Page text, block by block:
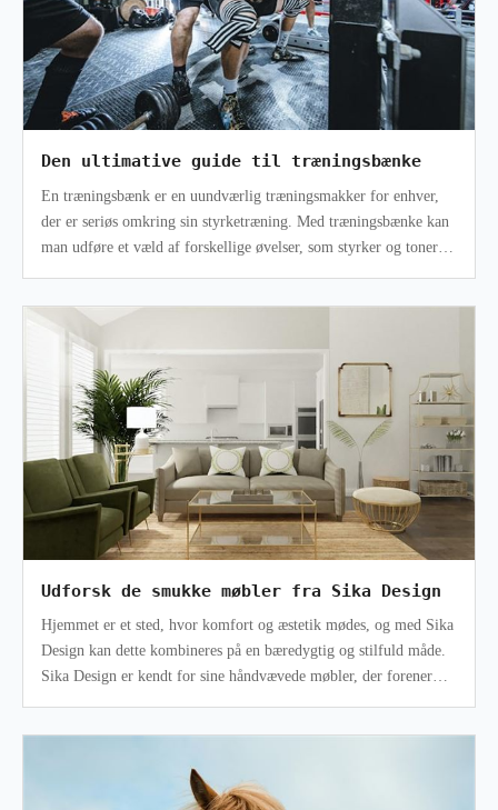
Den ultimative guide til træningsbænke
En træningsbænk er en uundværlig træningsmakker for enhver,
der er seriøs omkring sin styrketræning. Med træningsbænke kan
man udføre et væld af forskellige øvelser, som styrker og toner
Udforsk de smukke møbler fra Sika Design
Hjemmet er et sted, hvor komfort og æstetik mødes, og med Sika
Design kan dette kombineres på en bæredygtig og stilfuld måde.
Sika Design er kendt for sine håndvævede møbler, der forener